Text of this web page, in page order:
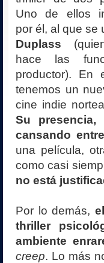
Uno de ellos
por él, al que se
Duplass
hace las
productor).
tenemos un
cine indie
Su
cansando
una película,
como casi
no está
Por lo demás,
thriller
ambiente
creep. Lo más